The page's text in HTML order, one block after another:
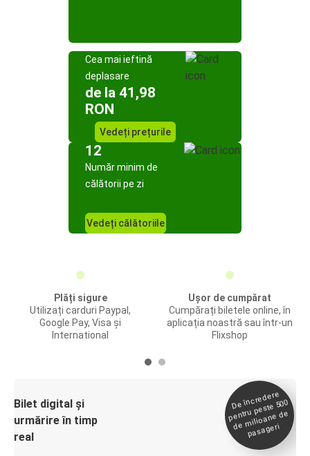
Cea mai ieftină
deplasare
de la 41,98
RON
Vedeți prețurile
12
Număr minim de
călătorii pe zi
Vedeți călătoriile
Plăți sigure
Utilizați carduri Paypal,
Google Pay, Visa și
International
Ușor de cumpărat
Cumpărați biletele online, în
aplicația noastră sau într-un
Flixshop
Bilet digital și
urmărire în timp
real
De încredere
pentru peste 500
de
milioane de
pasageri